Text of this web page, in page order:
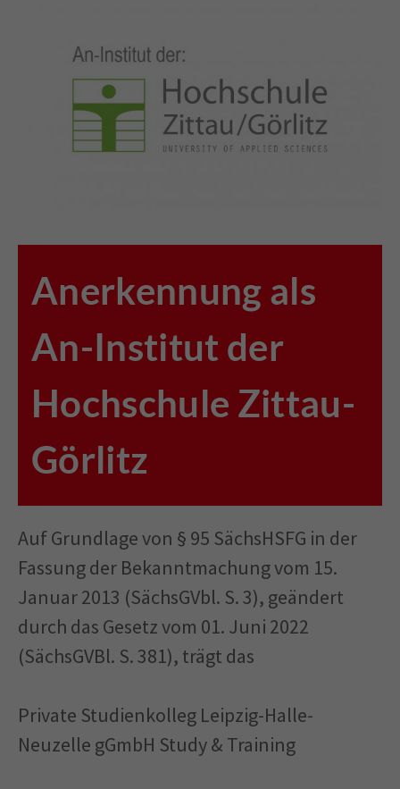
Anerkennung als
An-Institut der
Hochschule Zittau-
Görlitz
Auf Grundlage von § 95 SächsHSFG in der
Fassung der Bekanntmachung vom 15.
Januar 2013 (SächsGVbl. S. 3), geändert
durch das Gesetz vom 01. Juni 2022
(SächsGVBl. S. 381), trägt das
Private Studienkolleg Leipzig-Halle-
Neuzelle gGmbH Study & Training